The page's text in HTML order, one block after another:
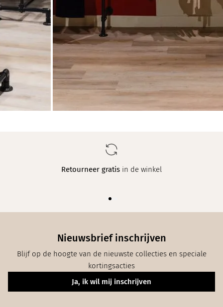
Retourneer gratis in de winkel
Nieuwsbrief inschrijven
Blijf op de hoogte van de nieuwste collecties en speciale
kortingsacties
Ja, ik wil mij inschrijven